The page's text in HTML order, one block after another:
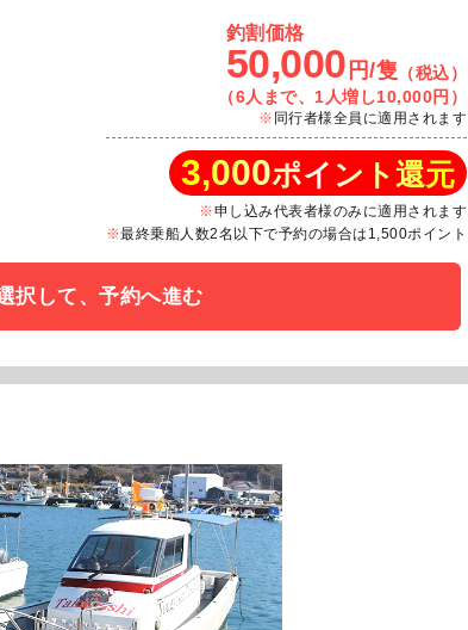
釣割価格
50,000 円/隻 （税込）
（6人まで、1人増し10,000円）
同行者様全員に適用されます
3,000ポイント還元
申し込み代表者様のみに適用されます
最終乗船人数2名以下で予約の場合は1,500ポイント
択して、予約へ進む